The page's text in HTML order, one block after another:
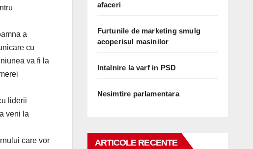
a
cu
va fi la
liderii
veni la
care vor
afaceri
Furtunile de marketing smulg
acoperisul masinilor
Intalnire la varf in PSD
Nesimtire parlamentara
ARTICOLE RECENTE